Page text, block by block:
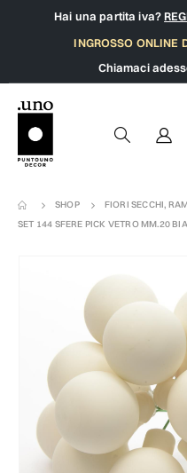
Hai una partita iva?
INGROSSO ONLINE
Chiamaci
SHOP FIORI SECCHI,
SET 144 SFERE PICK VETRO MM.20